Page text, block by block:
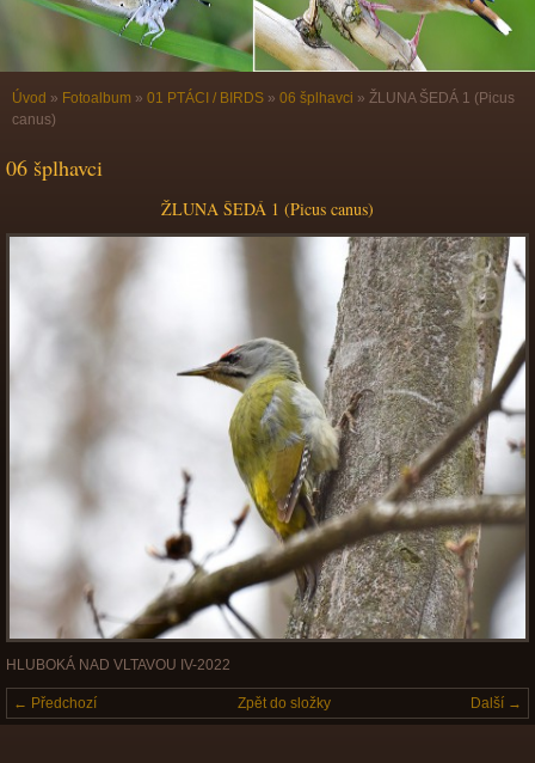
Úvod » Fotoalbum » 01 PTÁCI / BIRDS » 06 šplhavci » ŽLUNA ŠEDÁ 1 (Picus
canus)
06 šplhavci
ŽLUNA ŠEDÁ 1 (Picus canus)
HLUBOKÁ NAD VLTAVOU IV-2022
← Předchozí Další →
Zpět do složky